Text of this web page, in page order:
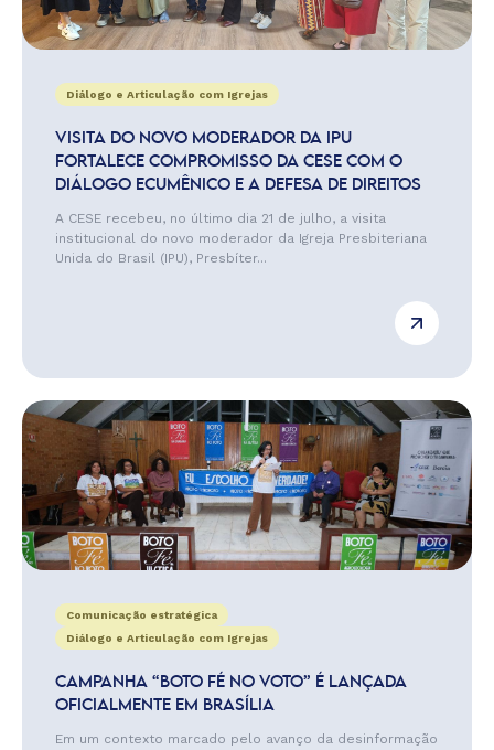
Diálogo e Articulação com Igrejas
VISITA DO NOVO MODERADOR DA IPU
FORTALECE COMPROMISSO DA CESE COM O
DIÁLOGO ECUMÊNICO E A DEFESA DE DIREITOS
A CESE recebeu, no último dia 21 de julho, a visita
institucional do novo moderador da Igreja Presbiteriana
Unida do Brasil (IPU), Presbíter...
Comunicação estratégica
Diálogo e Articulação com Igrejas
CAMPANHA “BOTO FÉ NO VOTO” É LANÇADA
OFICIALMENTE EM BRASÍLIA
Em um contexto marcado pelo avanço da desinformação